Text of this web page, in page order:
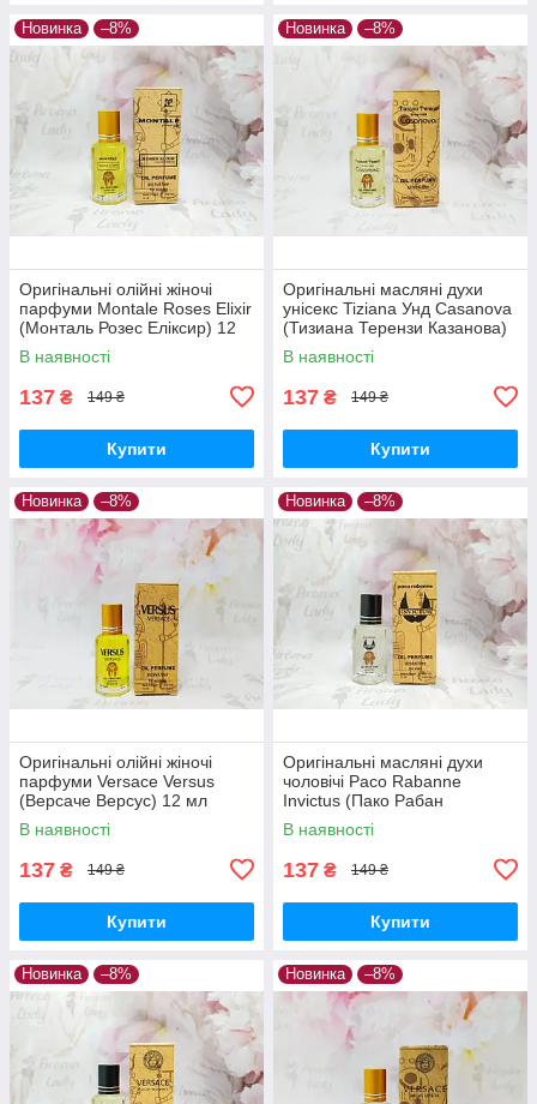
Новинка –8%
Оригінальні олійні жіночі
парфуми Montale Roses Elixir
(Монталь Розес Еліксир) 12
мл
В наявності
137 ₴ 149 ₴
Купити
Новинка –8%
Оригінальні масляні духи
унісекс Tiziana Унд Casanova
(Тизиана Терензи Казанова)
12 мл
В наявності
137 ₴ 149 ₴
Купити
Новинка –8%
Оригінальні олійні жіночі
парфуми Versace Versus
(Версаче Версус) 12 мл
В наявності
137 ₴ 149 ₴
Купити
Новинка –8%
Оригінальні масляні духи
чоловічі Paco Rabanne
Invictus (Пако Рабан
Инвиктус) 12 мл
В наявності
137 ₴ 149 ₴
Купити
Новинка –8% Новинка –8%